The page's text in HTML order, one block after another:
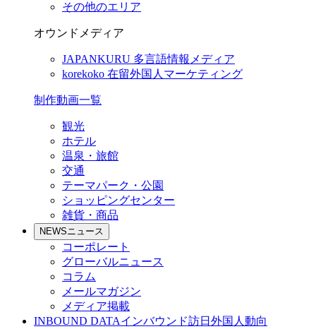
その他のエリア
オウンドメディア
JAPANKURU 多言語情報メディア
korekoko 在留外国人マーケティング
制作動画一覧
観光
ホテル
温泉・旅館
交通
テーマパーク・公園
ショッピングセンター
雑貨・商品
NEWSニュース
コーポレート
グローバルニュース
コラム
メールマガジン
メディア掲載
INBOUND DATAインバウンド訪日外国人動向